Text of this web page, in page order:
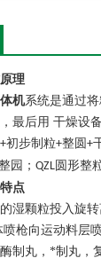
理
机系统是通过
最后用 干燥设
+初步制粒+整圆 +
园； QZL 圆形整
点
湿颗粒投入旋
枪向运动料层
制丸，*制丸，